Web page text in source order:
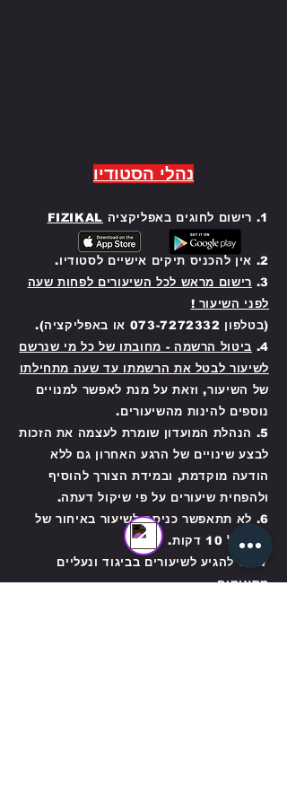
נהלי הסטודיו
1. רישום לחוגים באפליקציה FIZIKAL
2. אין להכניס תיקים אישיים לסטודיו.
3.
רישום מראש לכל השיעורים לפחות שעה
לפני השיעור !
(בטלפון 073-7272332 או באפליקציה).
4.
ביטול הרשמה - מחובתו של כל מי שנרשם
לשיעור לבטל את הרשמתו עד שעה מתחילתו
של השיעור, וזאת על מנת לאפשר למנויים
נוספים להינות מהשיעורים.
5. הנהלת המועדון שומרת לעצמה את הזכות
לבצע שינויים של הרגע האחרון גם ללא
הודעה מוקדמת, ובמידת הצורך להוסיף
ולהפחית שיעורים על פי שיקול דעתה.
6. לא תתאפשר כניסה לשיעור באיחור של
מעבר ל 10 דקות.
7. יש להגיע לשיעורים בביגוד ונעליים
מתאימים.
masterpiece in the spotlight.
נציג שירות (סניף חריש)
Online